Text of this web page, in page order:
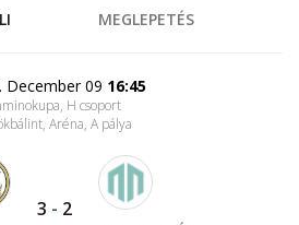
MEGLEPETÉS
December 09 16:45
H csoport
Aréna, A pálya
3 - 2